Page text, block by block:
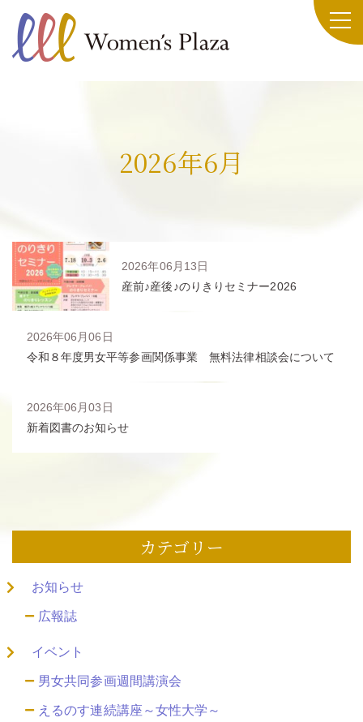
2026年6月
2026年06月13日
産前♪産後♪のりきりセミナー2026
2026年06月06日
令和８年度男女平等参画関係事業 無料法律相談会について
2026年06月03日
新着図書のお知らせ
カテゴリー
お知らせ
広報誌
イベント
男女共同参画週間講演会
えるのす連続講座～女性大学～